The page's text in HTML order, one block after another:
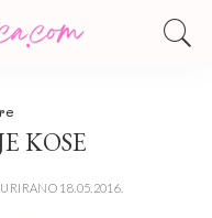
KOSE
18.05.2016.